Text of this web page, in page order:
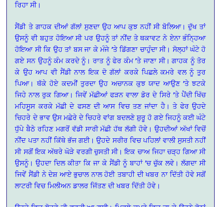
ਰਿਹਾ ਸੀ।
ਸੈਂਡੀ ਤੇ ਗਾਹਕ ਦੀਆਂ ਗੱਲਾਂ ਸੁਣਦਾ ਉਹ ਆਪ ਕੁਝ ਨਹੀਂ ਸੀ ਬੋਲਿਆ। ਦੁੱਖ ਤਾਂ
ਉਸਨੂੰ ਵੀ ਬਹੁਤ ਹੋਇਆ ਸੀ ਪਰ ਉਹਨੂੰ ਤਾਂ ਨੀਂਦ ਤੇ ਥਕਾਵਟ ਨੇ ਏਨਾ ਭੰਨ੍ਹਿਆ
ਹੋਇਆ ਸੀ ਕਿ ਉਹ ਤਾਂ ਬਸ ਜਾ ਕੇ ਮੰਜੇ ’ਤੇ ਡਿੱਗਣਾ ਚਾਹੁੰਦਾ ਸੀ। ਸੋਲ੍ਹਾਂ ਘੰਟੇ ਹੋ
ਗਏ ਸਨ ਉਹਨੂੰ ਕੰਮ ਕਰਦੇ ਨੂੰ। ਰਾਤ ਨੂੰ ਫੇਰ ਕੰਮ ’ਤੇ ਜਾਣਾ ਸੀ। ਗਾਹਕ ਨੂੰ ਤੋਰ
ਕੇ ਉਹ ਆਪ ਵੀ ਸੈਂਡੀ ਨਾਲ ਇਕ ਦੋ ਗੱਲਾਂ ਕਰਕੇ ਪਿਛਲੇ ਕਮਰੇ ਵਲ ਨੂੰ ਤੁਰ
ਪਿਆ। ਥੱਕੇ ਹੋਏ ਕਦਮੀਂ ਤੁਰਦਾ ਉਹ ਅਚਾਨਕ ਕੁਝ ਯਾਦ ਆਉਣ ’ਤੇ ਝਟਕੇ
ਜਿਹੇ ਨਾਲ ਰੁਕ ਗਿਆ। ਜਿਵੇਂ ਮੱਛੀਆਂ ਫੜਨ ਵਾਲਾ ਡੋਰ ਦੇ ਸਿਰੇ ’ਤੇ ਪੈਂਦੀ ਖਿੱਚ
ਮਹਿਸੂਸ ਕਰਕੇ ਮੱਛੀ ਦੇ ਫਸਣ ਦੀ ਆਸ ਵਿਚ ਤਣ ਜਾਂਦਾ ਹੈ। ਤੇ ਫੇਰ ਉਹਦੇ
ਚਿਹਰੇ ਦੇ ਭਾਵ ਉਸ ਮਛੇਰੇ ਦੇ ਚਿਹਰੇ ਵਾਂਗ ਬਦਲਣੇ ਸ਼ੁਰੂ ਹੋ ਗਏ ਜਿਹਨੂੰ ਕਈ ਘੰਟੇ
ਧੁੱਪੇ ਬੈਠੇ ਰਹਿਣ ਮਗਰੋਂ ਵੱਡੀ ਸਾਰੀ ਮੱਛੀ ਹੱਥ ਲੱਗੀ ਹੋਵੇ। ਉਹਦੀਆਂ ਅੱਖਾਂ ਵਿਚੋਂ
ਨੀਂਦ ਪਤਾ ਨਹੀਂ ਕਿੱਥੇ ਭੱਜ ਗਈ। ਉਹਦੇ ਸਰੀਰ ਵਿਚ ਪਹਿਲਾਂ ਵਾਲੀ ਸੁਸਤੀ ਨਹੀਂ
ਸੀ ਸਗੋਂ ਇਕ ਅੱਥਰੇ ਘੋੜੇ ਵਰਗੀ ਚੁਸਤੀ ਸੀ। ਇਕ ਚਾਅ ਜਿਹਾ ਚੜ੍ਹ ਗਿਆ ਸੀ
ਉਸਨੂੰ। ਉਹਦਾ ਦਿਲ ਕੀਤਾ ਕਿ ਜਾ ਕੇ ਸੈਂਡੀ ਨੂੰ ਬਾਹਾਂ ’ਚ ਚੁੱਕ ਲਵੇ। ਲੱਗਦਾ ਸੀ
ਜਿਵੇਂ ਸੈਂਡੀ ਨੇ ਦੇਸ਼ ਆਏ ਭੁਚਾਲ ਨਾਲ ਹੋਈ ਤਬਾਹੀ ਦੀ ਖਬਰ ਨਾ ਦਿੱਤੀ ਹੋਵੇ ਸਗੋਂ
ਲਾਟਰੀ ਵਿਚ ਮਿਲੀਅਨ ਡਾਲਰ ਜਿੱਤਣ ਦੀ ਖਬਰ ਦਿੱਤੀ ਹੋਵੇ।